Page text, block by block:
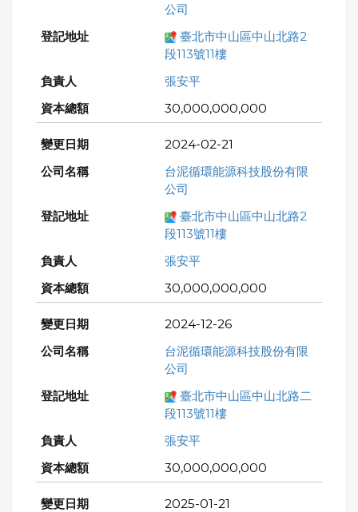
公司
臺北市中山區中山北路2
段113號11樓
張安平
30,000,000,000
2024-02-21
台泥循環能源科技股份有限
公司
臺北市中山區中山北路2
段113號11樓
張安平
30,000,000,000
2024-12-26
台泥循環能源科技股份有限
公司
臺北市中山區中山北路二
段113號11樓
張安平
30,000,000,000
2025-01-21